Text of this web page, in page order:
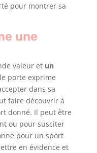
pour montrer sa
une
valeur et un
porte exprime
dans sa
faire découvrir à
donné. Il peut être
ou pour susciter
pour un sport
en évidence et